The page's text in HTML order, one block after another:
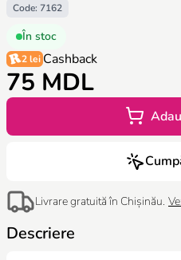
Code: 7162
În stoc
2 lei Cashback
75 MDL
Livrare gratuită în Chișinău.
Descriere